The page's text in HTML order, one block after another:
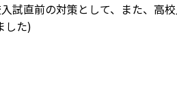
試直前の対策として、また、高
した)